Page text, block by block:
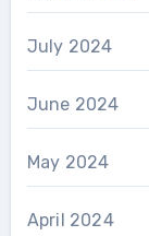
July 2024
June 2024
May 2024
April 2024